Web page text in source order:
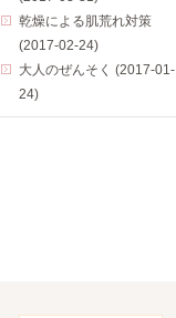
乾燥による肌荒れ対策
(2017-02-24)
大人のぜんそく (2017-01-
24)